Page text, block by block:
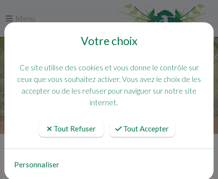
Menu
Votre choix
Ce site utilise des cookies et vous donne le contrôle sur
ceux que vous souhaitez activer. Vous avez le choix de les
accepter ou de les refuser pour naviguer sur notre site
internet.
Tout Refuser Tout Accepter
Personnaliser